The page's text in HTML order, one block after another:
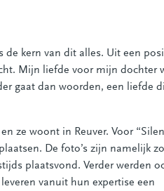
de kern van dit alles. Uit een
Mijn liefde voor mijn dochter
gaat dan woorden, een liefde
ze woont in Reuver. Voor
De foto’s zijn namelijk
plaatsvond. Verder werden
vanuit hun expertise een